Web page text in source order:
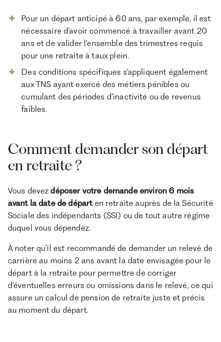
Pour un départ anticipé à 60 ans, par exemple, il est
nécessaire d’avoir commencé à travailler avant 20
ans et de valider l’ensemble des trimestres requis
pour une retraite à taux plein.
Des conditions spécifiques s’appliquent également
aux TNS ayant exercé des métiers pénibles ou
cumulant des périodes d’inactivité ou de revenus
faibles.
Comment demander son départ
en retraite ?
Vous devezdéposer votre demande environ 6 mois
avant la date de départ en retraite auprès de la Sécurité
Sociale des indépendants (SSI) ou de tout autre régime
duquel vous dépendez.
À noter qu’il est recommandé de demander un relevé de
carrière au moins 2 ans avant la date envisagée pour le
départ à la retraite pour permettre de corriger
d’éventuelles erreurs ou omissions dans le relevé, ce qui
assure un calcul de pension de retraite juste et précis
au moment du départ​.